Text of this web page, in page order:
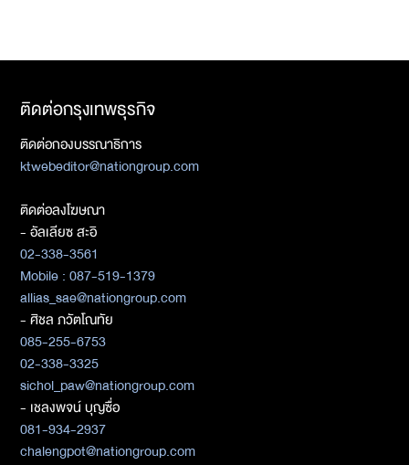
ติดต่อกรุงเทพธุรกิจ
ติดต่อกองบรรณาธิการ
ktwebeditor@nationgroup.com
ติดต่อลงโฆษณา
- อัลเลียซ สะอิ
02-338-3561
Mobile : 087-519-1379
allias_sae@nationgroup.com
- ศิชล ภวัตโณทัย
085-255-6753
02-338-3325
sichol_paw@nationgroup.com
- เชลงพจน์ บุญซื่อ
081-934-2937
chalengpot@nationgroup.com